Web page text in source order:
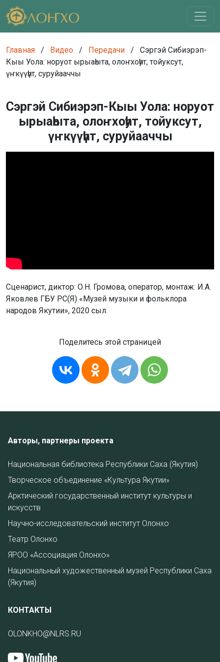
Главная / Видео / Передачи /
Сэргэй Сибиэрэп-
Кыы Уола: норуот ырыаһыта, олоҥхоһут, тойуксут,
үҥкүүһүт, суруйааччы
Сэргэй Сибиэрэп-Кыы Уола: норуот
ырыаһыта, олоҥхоһут, тойуксут,
үҥкүүһүт, суруйааччы
Сценарист, диктор: О.Н. Громова, оператор, монтаж: И.А.
Яковлев ГБУ РС(Я) «Музей музыки и фольклора
народов Якутии», 2020 сыл.
Поделитесь этой страницей
Авторы, партнеры проекта
Национальная библиотека Республики Саха (Якутия)
Творческое объединение «Культура Якутии»
Арктический государственный институт культуры и
искусств
Научно-исследовательский институт Олонхо
Театр Олонхо
ЯРОО «Ассоциация Олонхо»
Национальный художественный музей Республики Саха
(Якутия)
КОНТАКТЫ
OLONKHO@NLRS.RU